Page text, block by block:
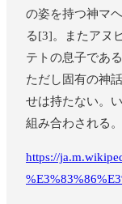
の姿を持つ神マ
る[3]。またアヌ
テトの息子であ
ただし固有の神
せは持たない。
組み合わされる。
https://